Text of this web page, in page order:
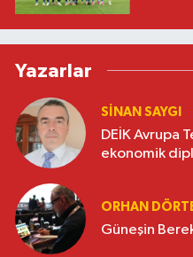
Yazarlar
SINAN SAYGI
DEİK Avrupa
ekonomik
ORHAN
Güneşin